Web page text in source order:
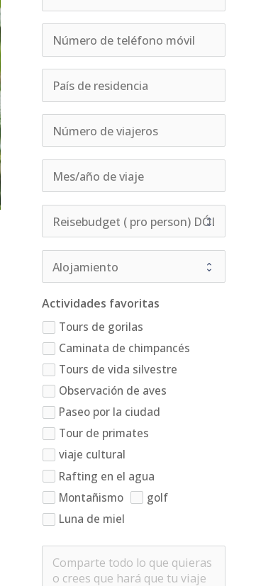
Actividades favoritas
Tours de gorilas
Caminata de chimpancés
Tours de vida silvestre
Observación de aves
Paseo por la ciudad
Tour de primates
viaje cultural
Rafting en el agua
Montañismo
golf
Luna de miel